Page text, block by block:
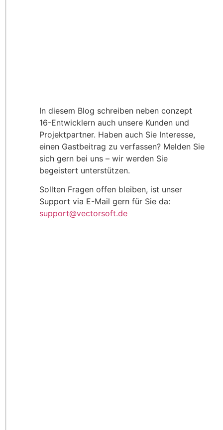
In diesem Blog schreiben neben conzept
16-Entwicklern auch unsere Kunden und
Projektpartner. Haben auch Sie Interesse,
einen Gastbeitrag zu verfassen? Melden Sie
sich gern bei uns – wir werden Sie
begeistert unterstützen.
Sollten Fragen offen bleiben, ist unser
Support via E-Mail gern für Sie da:
support@vectorsoft.de